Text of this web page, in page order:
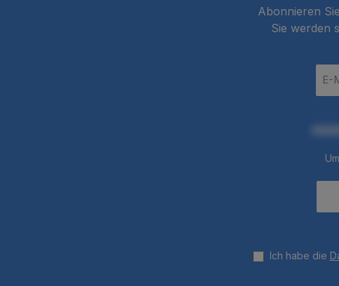
Abonnieren
Sie werden
Mail-
Ich habe die